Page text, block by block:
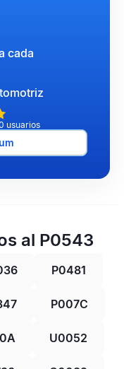
cada
usuarios
al P0543
P0481
P007C
U0052